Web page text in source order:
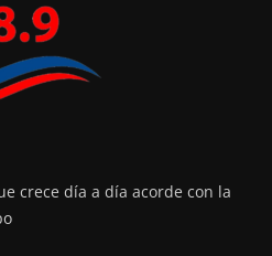
crece día a día acorde con la